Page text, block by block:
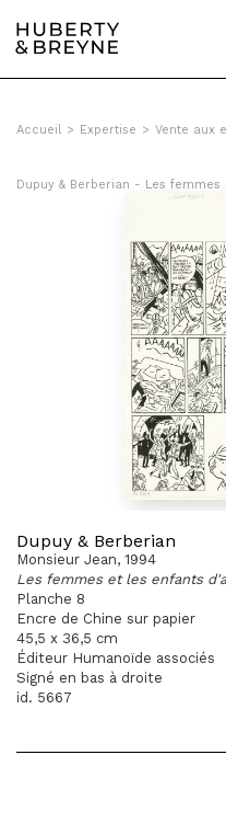
Accueil > Expertise > Vente aux
Dupuy & Berberian - Les
Dupuy & Berberian
Monsieur Jean, 1994
Les femmes et les enfants
Planche 8
Encre de Chine sur papier
45,5 x 36,5 cm
Éditeur Humanoïde associés
Signé en bas à droite
id. 5667